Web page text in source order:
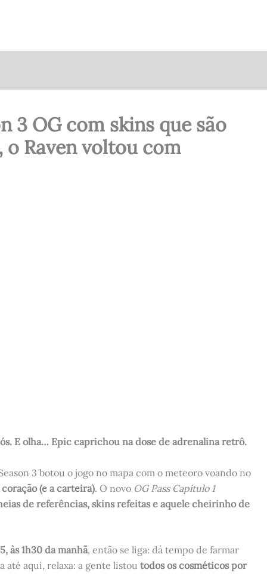
3 OG com skins que são
Raven voltou com
E olha… Epic caprichou na dose de adrenalina retrô.
3 botou o jogo no mapa com o meteoro voando no
(e a carteira). O novo OG Pass Capítulo 1
de referências, skins refeitas e aquele cheirinho de
às 1h30 da manhã, então se liga: dá tempo de farmar
até aqui, relaxa: a gente listou todos os cosméticos por